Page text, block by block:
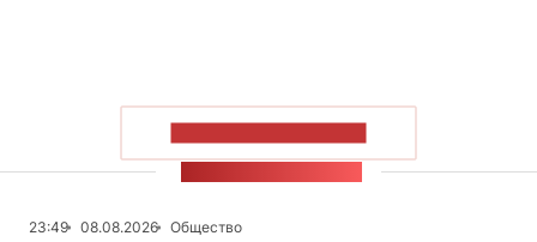
23:49 08.08.2026
Общество